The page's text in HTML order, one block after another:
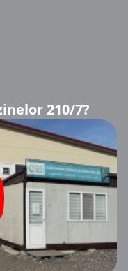
210/7?